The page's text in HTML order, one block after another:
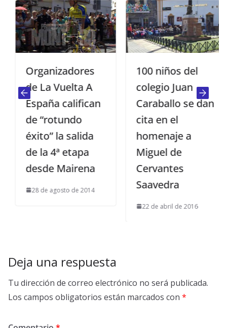
Organizadores
de La Vuelta A
España califican
de “rotundo
éxito” la salida
de la 4ª etapa
desde Mairena
28 de agosto de 2014
100 niños del
colegio Juan
Caraballo se dan
cita en el
homenaje a
Miguel de
Cervantes
Saavedra
22 de abril de 2016
Deja una respuesta
Tu dirección de correo electrónico no será publicada.
Los campos obligatorios están marcados con *